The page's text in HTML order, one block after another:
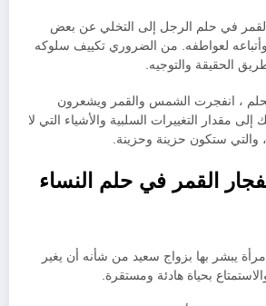
في حلم الرجل إلى التخلي عن بعض
وأتباعه لعواطفه. من الضروري تكييف سلوكه
الحقيقة والتوجيه.
، انفجرت الشمس والقمر ويشعرون
مقدار التغييرات السلبية والأشياء التي لا
والتي ستكون حزينة وحزينة.
القمر في حلم النساء
يبشر بها بزواج سعيد من شأنه أن يغير
بحياة هادئة ومستقرة.